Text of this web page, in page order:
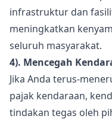
infrastruktur dan
meningkatkan
seluruh masyarakat.
4). Mencegah
Jika Anda terus-
pajak kendaraan,
tindakan tegas oleh